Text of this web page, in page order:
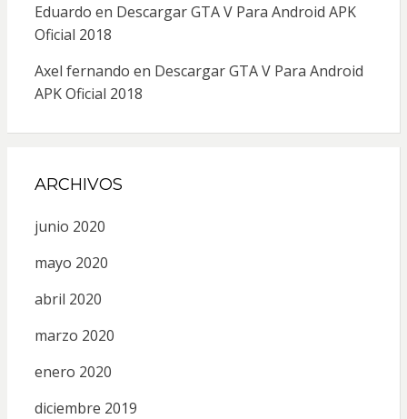
Eduardo en Descargar GTA V Para Android APK
Oficial 2018
Axel fernando en Descargar GTA V Para Android
APK Oficial 2018
ARCHIVOS
junio 2020
mayo 2020
abril 2020
marzo 2020
enero 2020
diciembre 2019